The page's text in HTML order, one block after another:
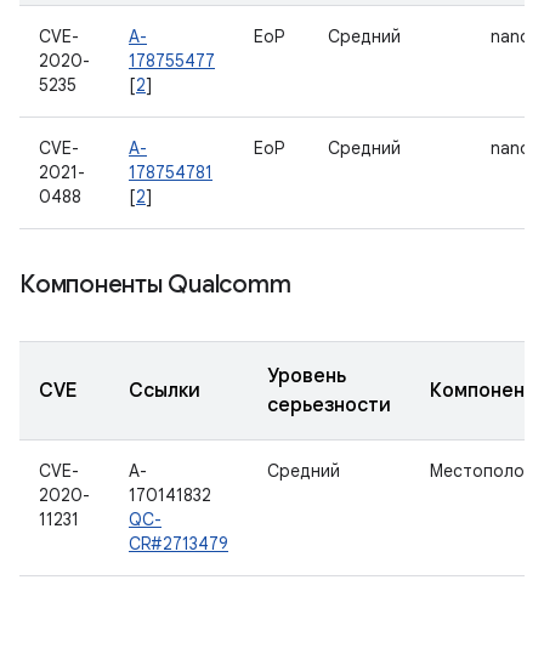
CVE-
2020-
5235
A-
178755477
[2]
EoP Средний
CVE-
2021-
0488
A-
178754781
[2]
EoP Средний
Компоненты Qualcomm
CVE Ссылки
Уровень
серьезности
Компонент
CVE-
2020-
11231
A-
170141832
QC-
CR#2713479
Средний